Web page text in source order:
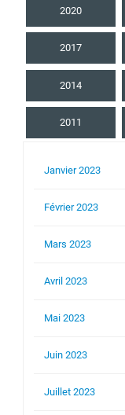
2020
2017
2014
2011
Janvier 2023
Février 2023
Mars 2023
Avril 2023
Mai 2023
Juin 2023
Juillet 2023